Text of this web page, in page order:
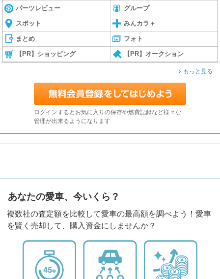
パーツレビュー グループ
スポット みんカラ＋
まとめ フォト
【PR】ショッピング 【PR】オークション
もっと見る
ログインするとお気に入りの保存や燃費記録など様々な
管理が出来るようになります
あなたの愛車、今いくら？
複数社の査定額を比較して愛車の最高額を調べよう！愛車
を賢く売却して、購入資金にしませんか？